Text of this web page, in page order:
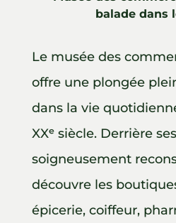
balade dans
Le musée des
offre une plongée
dans la vie
XXᵉ siècle. Derrière
soigneusement
découvre les
épicerie, coiffeur,